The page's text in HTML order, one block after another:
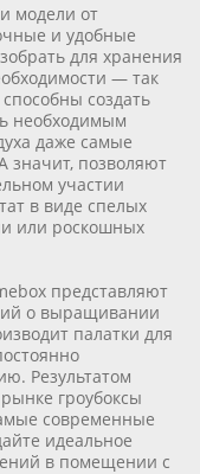
модели от
и удобные
для хранения
— так
создать
необходимым
даже самые
значит, позволяют
участии
в виде спелых
или роскошных
представляют
о выращивании
палатки для
Результатом
гроубоксы
современные
идеальное
в помещении с